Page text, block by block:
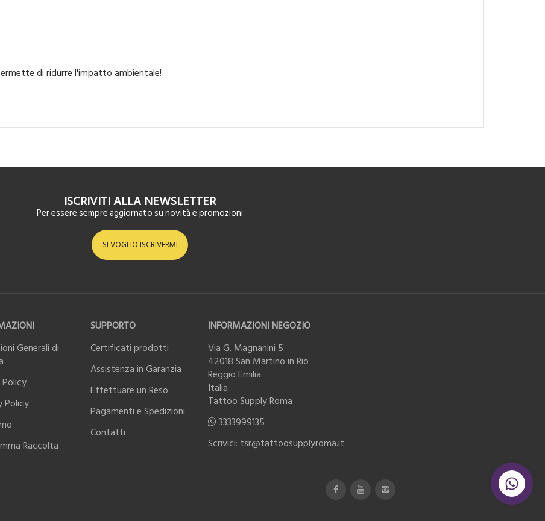
di ridurre l'impatto ambientale!
ISCRIVITI ALLA NEWSLETTER
Per essere sempre aggiornato su novità e promozioni
SI VOGLIO ISCRIVERMI
Generali di
Policy
Raccolta
SUPPORTO
Certificati prodotti
Assistenza in Garanzia
Effettuare un Reso
Pagamenti e Spedizioni
Contatti
INFORMAZIONI NEGOZIO
Via G. Magnanini 5
42018 San Martino in Rio
Reggio Emilia
Italia
Tattoo Supply Roma
3333999135
Scrivici: tsr@tattoosupplyroma.it